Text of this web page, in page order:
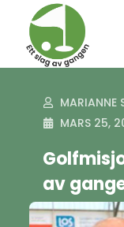
MARIANNE
MARS 25,
av